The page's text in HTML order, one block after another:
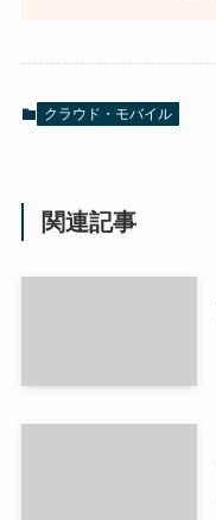
クラウド・モバイル
関連記事